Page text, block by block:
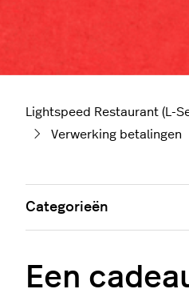
Lightspeed Restaurant (L-
Verwerking betalingen
Een
Categorieën